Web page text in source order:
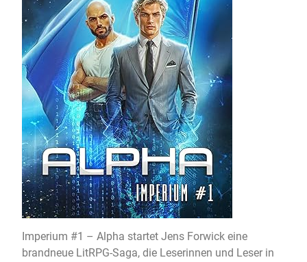
Imperium #1 – Alpha startet Jens Forwick eine
brandneue LitRPG-Saga, die Leserinnen und Leser in